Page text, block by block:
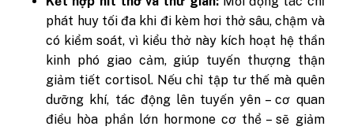
phát huy tối đa khi đi kèm hơi thở sâu, chậm và
có kiểm soát, vì kiểu thở này kích hoạt hệ thần
kinh phó giao cảm, giúp tuyến thượng thận
giảm tiết cortisol. Nếu chỉ tập tư thế mà quên
dưỡng khí, tác động lên tuyến yên – cơ quan
điều hòa phần lớn hormone cơ thể – sẽ giảm